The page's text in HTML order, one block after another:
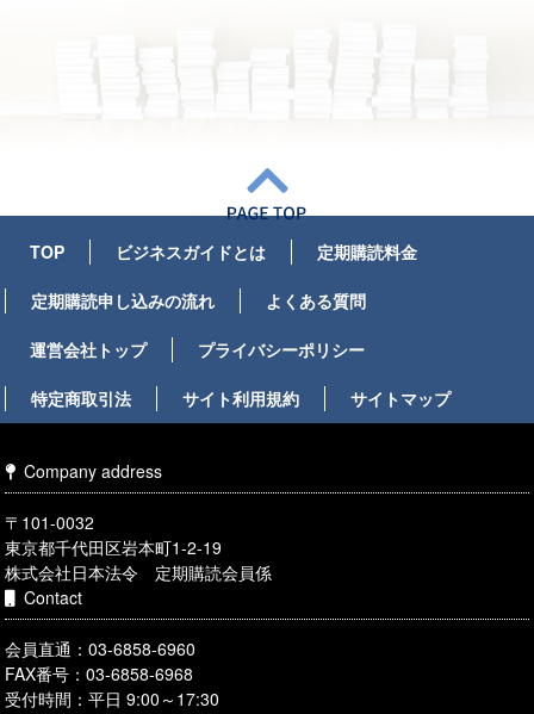
TOP ビジネスガイドとは 定期購読料金
定期購読申し込みの流れ よくある質問
運営会社トップ プライバシーポリシー
特定商取引法 サイト利用規約 サイトマップ
Company address
〒101-0032
東京都千代田区岩本町1-2-19
株式会社日本法令 定期購読会員係
Contact
会員直通：03-6858-6960
FAX番号：03-6858-6968
受付時間：平日 9:00～17:30